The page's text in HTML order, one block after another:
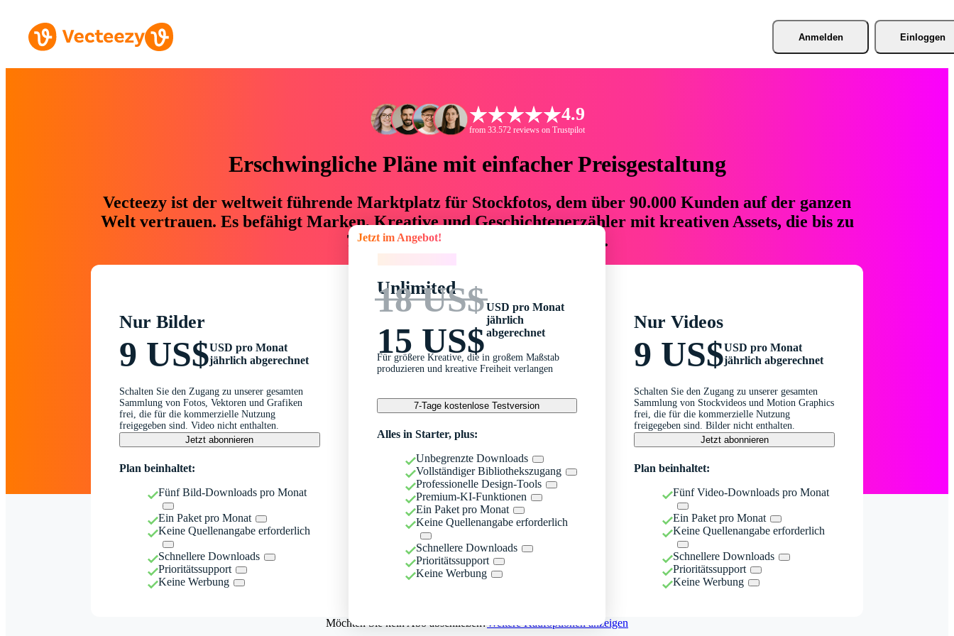
Anmelden Einloggen
4.9
from 33.572 reviews on Trustpilot
Erschwingliche Pläne mit einfacher Preisgestaltung
Vecteezy ist der weltweit führende Marktplatz für Stockfotos, dem über 90.000 Kunden auf der ganzen
Welt vertrauen. Es befähigt Marken, Kreative und Geschichtenerzähler mit kreativen Assets, die bis zu
76 % an Zeit und Budget einsparen.
Nur Bilder
9 US$USD pro Monat
jährlich abgerechnet
Schalten Sie den Zugang zu unserer gesamten
Sammlung von Fotos, Vektoren und Grafiken
frei, die für die kommerzielle Nutzung
freigegeben sind. Video nicht enthalten.
Jetzt abonnieren
Plan beinhaltet:
Fünf Bild-Downloads pro Monat
Ein Paket pro Monat
Keine Quellenangabe erforderlich
Schnellere Downloads
Prioritätssupport
Keine Werbung
Jetzt im Angebot!
Unlimited
18 US$
15 US$
USD pro Monat
jährlich
abgerechnet
Für größere Kreative, die in großem Maßstab
produzieren und kreative Freiheit verlangen
7-Tage kostenlose Testversion
Alles in Starter, plus:
Unbegrenzte Downloads
Vollständiger Bibliothekszugang
Professionelle Design-Tools
Premium-KI-Funktionen
Ein Paket pro Monat
Keine Quellenangabe erforderlich
Schnellere Downloads
Prioritätssupport
Keine Werbung
Nur Videos
9 US$USD pro Monat
jährlich abgerechnet
Schalten Sie den Zugang zu unserer gesamten
Sammlung von Stockvideos und Motion Graphics
frei, die für die kommerzielle Nutzung
freigegeben sind. Bilder nicht enthalten.
Jetzt abonnieren
Plan beinhaltet:
Fünf Video-Downloads pro Monat
Ein Paket pro Monat
Keine Quellenangabe erforderlich
Schnellere Downloads
Prioritätssupport
Keine Werbung
Möchten Sie kein Abo abschließen?Weitere Kaufoptionen anzeigen